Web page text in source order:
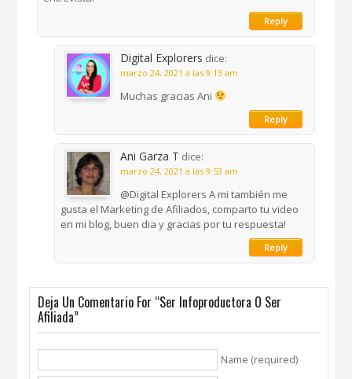
Reply
Digital Explorers dice:
marzo 24, 2021 a las 9:13 am
Muchas gracias Ani
Reply
Ani Garza T dice:
marzo 24, 2021 a las 9:53 am
@Digital Explorers A mi también me
gusta el Marketing de Afiliados, comparto tu video
en mi blog, buen dia y gracias por tu respuesta!
Reply
Deja Un Comentario For “Ser Infoproductora O Ser
Afiliada”
Name (required)